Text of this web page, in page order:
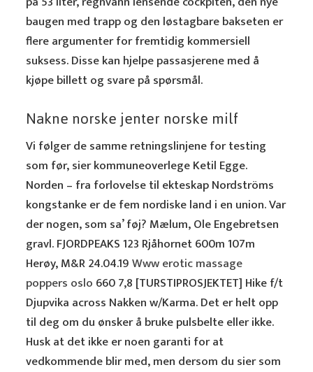
baugen med trapp og den løstagbare bakseten er
flere argumenter for fremtidig kommersiell
suksess. Disse kan hjelpe passasjerene med å
kjøpe billett og svare på spørsmål.
Nakne norske jenter norske milf
Vi følger de samme retningslinjene for testing
som før, sier kommuneoverlege Ketil Egge.
Norden – fra forlovelse til ekteskap Nordströms
kongstanke er de fem nordiske land i en union. Var
der nogen, som sa’ føj? Mælum, Ole Engebretsen
gravl. FJORDPEAKS 123 Rjåhornet 600m 107m
Herøy, M&R 24.04.19Www erotic massage
poppers oslo 660 7,8 [TURSTIPROSJEKTET] Hike f/t
Djupvika across Nakken w/Karma. Det er helt opp
til deg om du ønsker å bruke pulsbelte eller ikke.
Husk at det ikke er noen garanti for at
vedkommende blir med, men dersom du sier som